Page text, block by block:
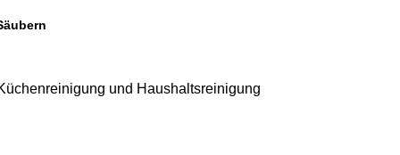
und Haushaltsreinigung